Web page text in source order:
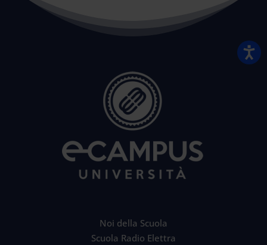
Noi della Scuola
Scuola Radio Elettra